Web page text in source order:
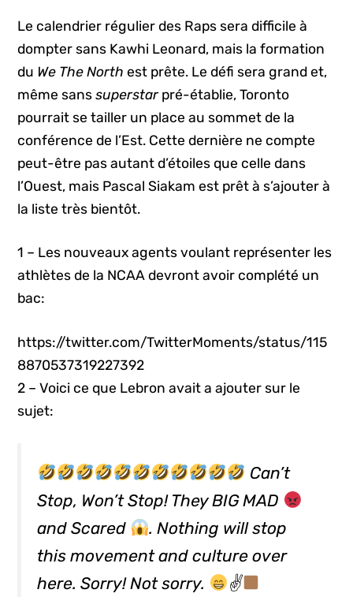
Le calendrier régulier des Raps sera difficile à
dompter sans Kawhi Leonard, mais la formation
du We The North est prête. Le défi sera grand et,
même sanssuperstarpré-établie, Toronto
pourrait se tailler un place au sommet de la
conférence de l’Est. Cette dernière ne compte
peut-être pas autant d’étoiles que celle dans
l’Ouest, mais Pascal Siakam est prêt à s’ajouter à
la liste très bientôt.
1 – Les nouveaux agents voulant représenter les
athlètes de la NCAA devront avoir complété un
bac:
https://twitter.com/TwitterMoments/status/115
8870537319227392
2 – Voici ce que Lebron avait a ajouter sur le
sujet:
Can’t
Stop, Won’t Stop! They BIG MAD
and Scared
. Nothing will stop
this movement and culture over
here. Sorry! Not sorry.
✌